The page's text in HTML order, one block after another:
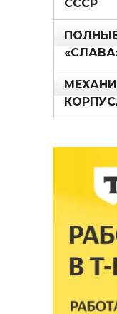
СССР